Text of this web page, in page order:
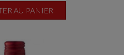
AU PANIER